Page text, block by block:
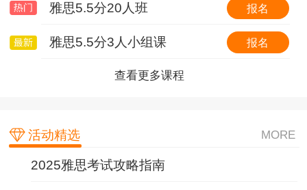
雅思5.5分20人班 报名
雅思5.5分3人小组课 报名
查看更多课程
托福基础班（套班） 报名
0起点冲30分VIP6人班 报名
查看更多课程
报名
报名
查看更多课程
活动精选 MORE
2025雅思考试攻略指南